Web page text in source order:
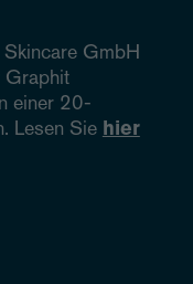
GmbH
Graphit
einer 20-
Lesen Sie hier